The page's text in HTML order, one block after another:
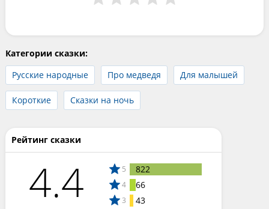
Категории сказки:
Русские народные
Про медведя Для малышей
Короткие Сказки на ночь
Рейтинг сказки
4.4 5 822
4 66
3 43